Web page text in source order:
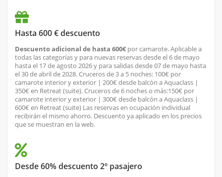
Hasta 600 € descuento
Descuento adicional de hasta 600€ por camarote. Aplicable a
todas las categorías y para nuevas reservas desde el 6 de mayo
hasta el 17 de agosto 2026 y para salidas desde 07 de mayo hasta
el 30 de abril de 2028. Cruceros de 3 a 5 noches: 100€ por
camarote interior y exterior | 200€ desde balcón a Aquaclass |
350€ en Retreat (suite). Cruceros de 6 noches o más:150€ por
camarote interior y exterior | 300€ desde balcón a Aquaclass |
600€ en Retreat (suite) Las reservas en ocupación individual
recibirán el mismo ahorro. Descuento ya aplicado en los precios
que se muestran en la web.
Desde 60% descuento 2º pasajero